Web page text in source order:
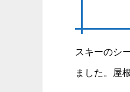
スキーのシ
ました。屋